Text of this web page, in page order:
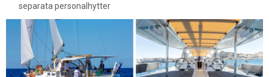
separata personalhytter